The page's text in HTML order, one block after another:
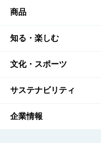
商品
商品TOP
商品一覧
商品発売情報
栄養成分一覧
知る・楽しむ
知る・楽しむTOP
キャンペーン
工場見学
文化・スポーツ
文化・スポーツTOP
サントリーホール
サステナビリティ
サステナビリティTOP
企業情報